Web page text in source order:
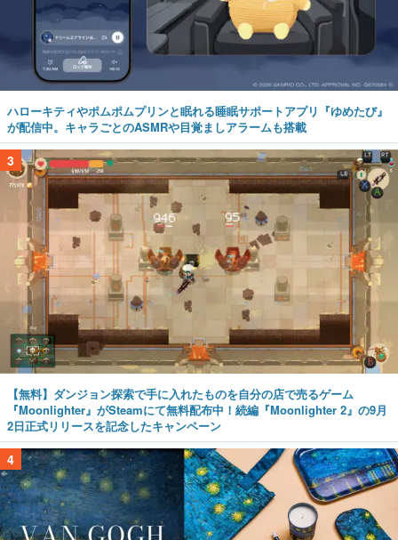
ハローキティやポムポムプリンと眠れる睡眠サポートアプリ『ゆめたび』
が配信中。キャラごとのASMRや目覚ましアラームも搭載
3
【無料】ダンジョン探索で手に入れたものを自分の店で売るゲーム
『Moonlighter』がSteamにて無料配布中！続編『Moonlighter 2』の9月
2日正式リリースを記念したキャンペーン
4